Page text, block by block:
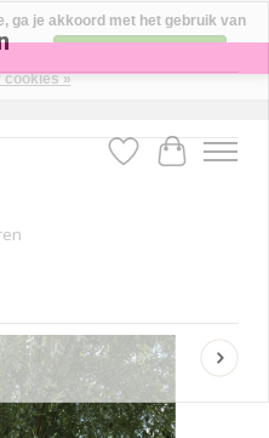
×
kleding voor baby's | jongens |
Verlanglijst
Items
ga je akkoord met het gebruik van
cookies »